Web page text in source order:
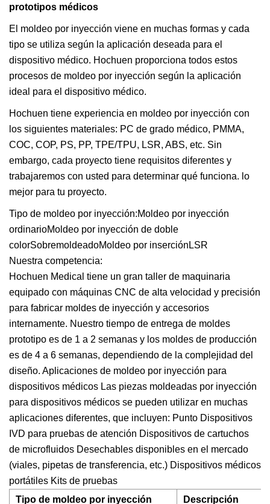
prototipos médicos
El moldeo por inyección viene en muchas formas y cada
tipo se utiliza según la aplicación deseada para el
dispositivo médico. Hochuen proporciona todos estos
procesos de moldeo por inyección según la aplicación
ideal para el dispositivo médico.
Hochuen tiene experiencia en moldeo por inyección con
los siguientes materiales: PC de grado médico, PMMA,
COC, COP, PS, PP, TPE/TPU, LSR, ABS, etc. Sin
embargo, cada proyecto tiene requisitos diferentes y
trabajaremos con usted para determinar qué funciona. lo
mejor para tu proyecto.
Tipo de moldeo por inyección:Moldeo por inyección
ordinarioMoldeo por inyección de doble
colorSobremoldeadoMoldeo por inserciónLSR
Nuestra competencia:
Hochuen Medical tiene un gran taller de maquinaria
equipado con máquinas CNC de alta velocidad y precisión
para fabricar moldes de inyección y accesorios
internamente. Nuestro tiempo de entrega de moldes
prototipo es de 1 a 2 semanas y los moldes de producción
es de 4 a 6 semanas, dependiendo de la complejidad del
diseño. Aplicaciones de moldeo por inyección para
dispositivos médicos Las piezas moldeadas por inyección
para dispositivos médicos se pueden utilizar en muchas
aplicaciones diferentes, que incluyen: Punto Dispositivos
IVD para pruebas de atención Dispositivos de cartuchos
de microfluidos Desechables disponibles en el mercado
(viales, pipetas de transferencia, etc.) Dispositivos médicos
portátiles Kits de pruebas
Tipo de moldeo por inyección
Descripción